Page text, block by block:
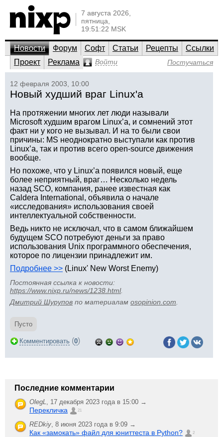
7 августа 2026,
пятница,
19:51:22 MSK
Новости Форум Софт Статьи Рецепты
Ссылки
Проект
Реклама Войти Постучаться
12 февраля 2003, 10:00
Новый худший враг Linux'а
На протяжении многих лет люди называли
Microsoft худшим врагом Linux’а, и сомнений этот
факт ни у кого не вызывал. И на то были свои
причины: MS неоднократно выступали как против
Linux’а, так и против всего open-source движения
вообще.
Но похоже, что у Linux’а появился новый, еще
более неприятный, враг… Несколько недель
назад SCO, компания, ранее известная как
Caldera International, объявила о начале
«исследования» использования своей
интеллектуальной собственности.
Ведь никто не исключал, что в самом ближайшем
будущем SCO потребуют деньги за право
использования Unix программного обеспечения,
которое по лицензии принадлежит им.
Подробнее >> (Linux' New Worst Enemy)
Постоянная ссылка к новости:
https://www.nixp.ru/news/1238.html.
Дмитрий Шурупов по материалам osopinion.com
Пусто
Комментировать (0)
Последние комментарии
OlegL, 17 декабря 2023 года в 15:00 →
Перекличка 21
REDkiy, 8 июня 2023 года в 9:09 →
Как «замокать» файл для юниттеста в Python? 2